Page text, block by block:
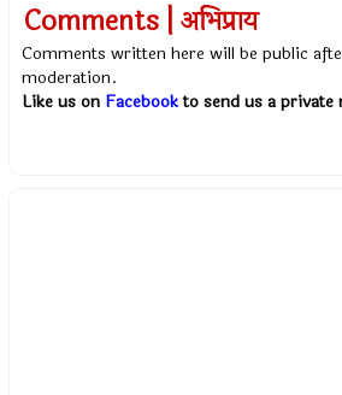
Comments | अभिप्राय
Comments written here will be public
moderation.
Like us on Facebookto send us a private